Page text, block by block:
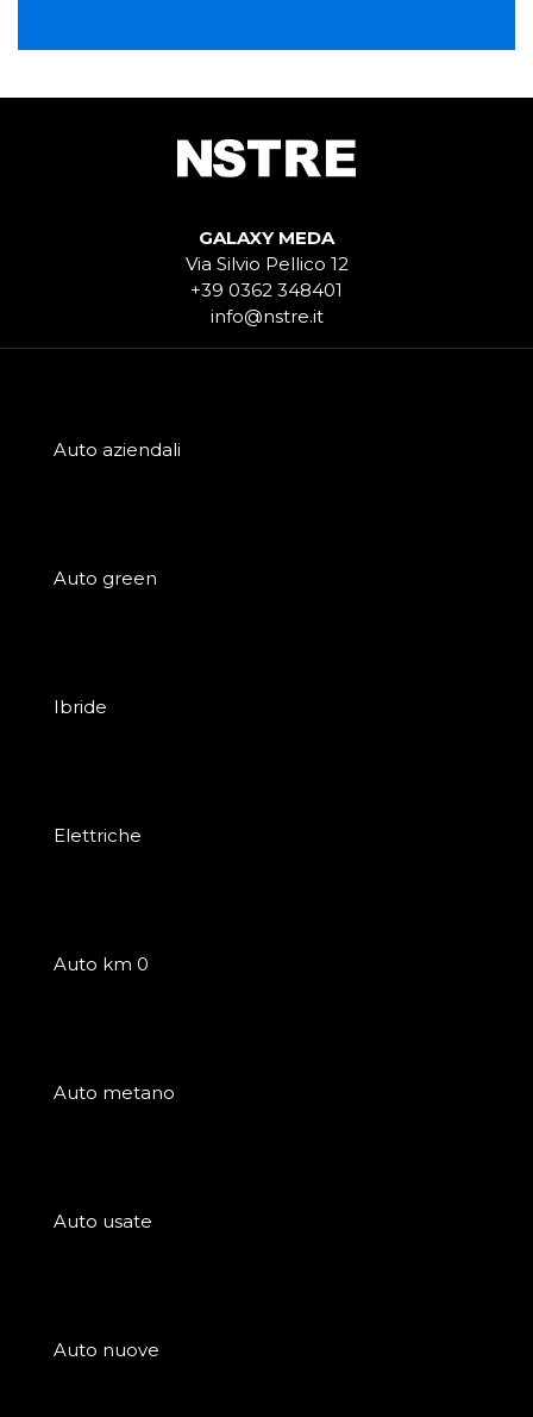
GALAXY MEDA
Via Silvio Pellico 12
+39 0362 348401
info@nstre.it
Auto aziendali
Auto green
Ibride
Elettriche
Auto km 0
Auto metano
Auto usate
Auto nuove